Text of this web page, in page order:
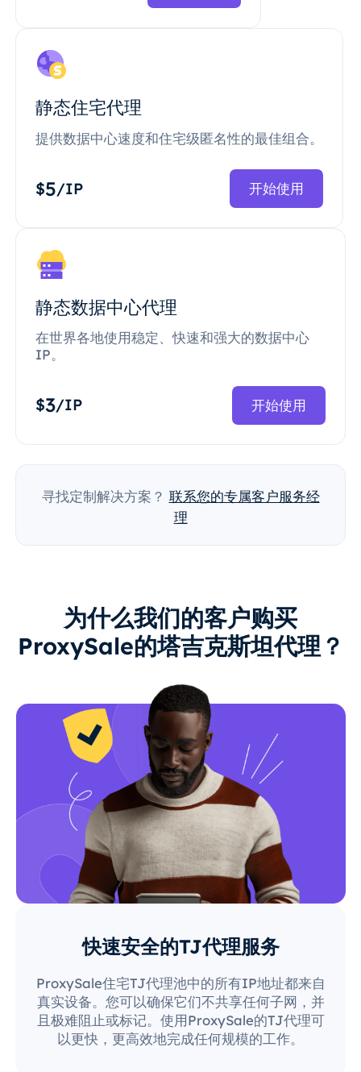
静态住宅代理
提供数据中心速度和住宅级匿名性的最佳组合。
$5/IP 开始使用
静态数据中心代理
在世界各地使用稳定、快速和强大的数据中心
IP。
$3/IP 开始使用
寻找定制解决方案？ 联系您的专属客户服务经
理
为什么我们的客户购买
ProxySale的塔吉克斯坦代理？
快速安全的TJ代理服务
ProxySale住宅TJ代理池中的所有IP地址都来自
真实设备。您可以确保它们不共享任何子网，并
且极难阻止或标记。使用ProxySale的TJ代理可
以更快，更高效地完成任何规模的工作。